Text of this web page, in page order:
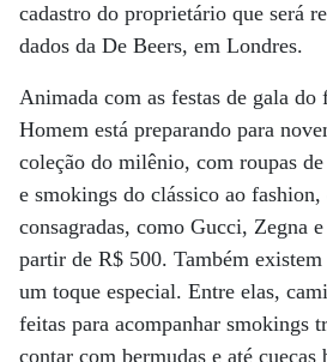
cadastro do proprietário que será
dados da De Beers, em Londres.
Animada com as festas de gala
Homem está preparando para
coleção do milênio, com roupas
e smokings do clássico ao fashion,
consagradas, como Gucci, Zegna
partir de R$ 500. Também existem
um toque especial. Entre elas,
feitas para acompanhar smokings
contar com bermudas e até cuecas